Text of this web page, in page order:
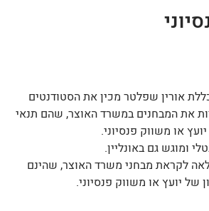
אורין שפלטר מכין את הסטודנטים
את המבחנים במשרד האוצר, שהם תנאי
או משווק פנסיוני.
ומוגש גם באונליין.
לקראת מבחני משרד האוצר, שהינם
של יועץ או משווק פנסיוני.